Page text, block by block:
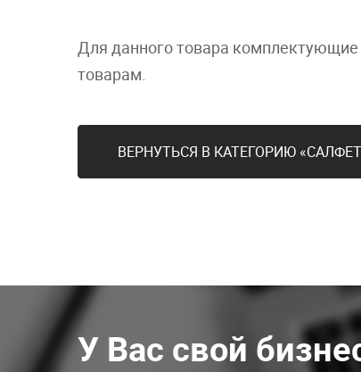
Для данного товара
товарам.
ВЕРНУТЬСЯ В КАТЕГОРИЮ
У Вас свой